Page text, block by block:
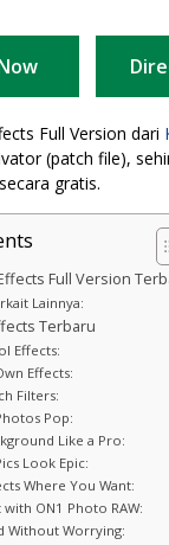
Full Version dari
(patch file),
gratis.
Full Version
Lainnya:
Terbaru
Effects:
Effects:
Filters:
Pop:
Like a Pro:
Look Epic:
Where You Want:
ON1 Photo RAW:
Without Worrying: